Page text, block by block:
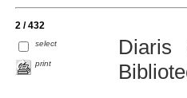
2 / 432
select
print